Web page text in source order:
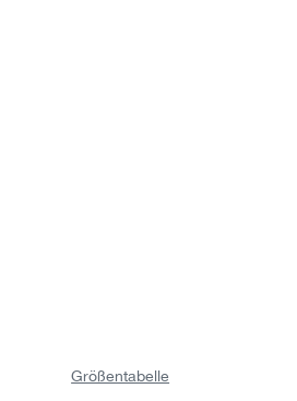
Größentabelle
39,95 €